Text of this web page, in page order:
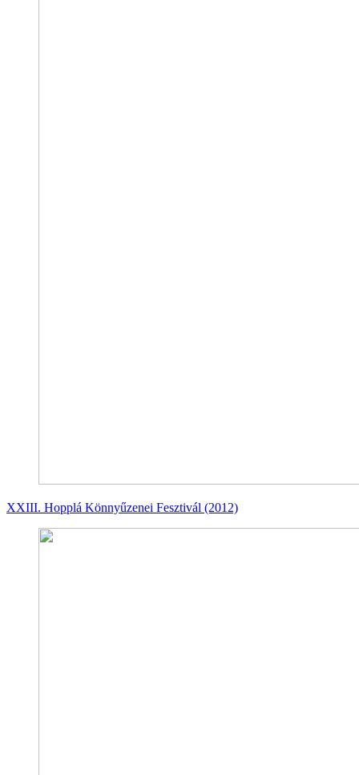
XXIII. Hopplá Könnyűzenei Fesztivál (2012)